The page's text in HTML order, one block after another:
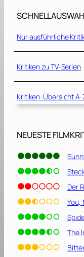
s
[
2
0
]
Nur ausführliche
Kritiken zu TV-Serien
Kritiken-Übersicht A-
NEUESTE
Der
You,
The